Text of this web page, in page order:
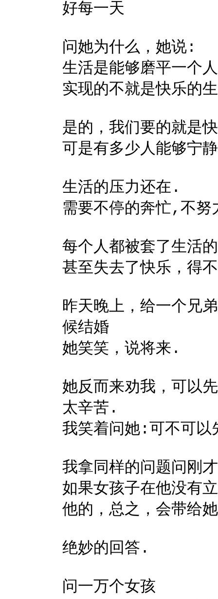
好每一天
问她为什么，她说:
生活是能够磨平一个
实现的不就是快乐的
是的，我们要的就是
可是有多少人能够宁
生活的压力还在.
需要不停的奔忙,不
每个人都被套了生活
甚至失去了快乐，得
昨天晚上，给一个兄
候结婚
她笑笑，说将来.
她反而来劝我，可以
太辛苦.
我笑着问她:可不可
我拿同样的问题问刚
如果女孩子在他没有
他的，总之，会带给
绝妙的回答.
问一万个女孩